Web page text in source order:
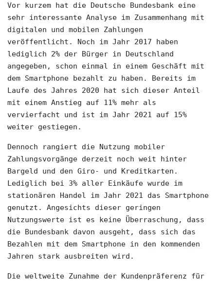
Vor kurzem hat die Deutsche Bundesbank eine
sehr interessante Analyse im Zusammenhang mit
digitalen und mobilen Zahlungen
veröffentlicht. Noch im Jahr 2017 haben
lediglich 2% der Bürger in Deutschland
angegeben, schon einmal in einem Geschäft mit
dem Smartphone bezahlt zu haben. Bereits im
Laufe des Jahres 2020 hat sich dieser Anteil
mit einem Anstieg auf 11% mehr als
vervierfacht und ist im Jahr 2021 auf 15%
weiter gestiegen.
Dennoch rangiert die Nutzung mobiler
Zahlungsvorgänge derzeit noch weit hinter
Bargeld und den Giro- und Kreditkarten.
Lediglich bei 3% aller Einkäufe wurde im
stationären Handel im Jahr 2021 das Smartphone
genutzt. Angesichts dieser geringen
Nutzungswerte ist es keine Überraschung, dass
die Bundesbank davon ausgeht, dass sich das
Bezahlen mit dem Smartphone in den kommenden
Jahren stark ausbreiten wird.
Die weltweite Zunahme der Kundenpräferenz für